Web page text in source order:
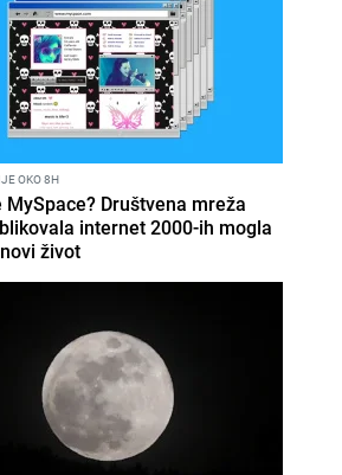
OKO 8H
MySpace? Društvena mreža
internet 2000-ih mogla
život